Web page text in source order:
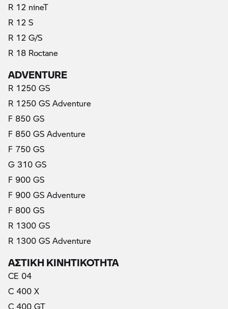
R 12 nineT
R 12 S
R 12 G/S
R 18 Roctane
ADVENTURE
R 1250 GS
R 1250 GS Adventure
F 850 GS
F 850 GS Adventure
F 750 GS
G 310 GS
F 900 GS
F 900 GS Adventure
F 800 GS
R 1300 GS
R 1300 GS Adventure
ΑΣΤΙΚΗ ΚΙΝΗΤΙΚΟΤΗΤΑ
CE 04
C 400 X
C 400 GT